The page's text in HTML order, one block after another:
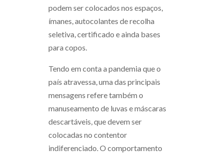
podem ser colocados nos espaços,
ímanes, autocolantes de recolha
seletiva, certificado e ainda bases
para copos.
Tendo em conta a pandemia que o
país atravessa, uma das principais
mensagens refere também o
manuseamento de luvas e máscaras
descartáveis, que devem ser
colocadas no contentor
indiferenciado. O comportamento